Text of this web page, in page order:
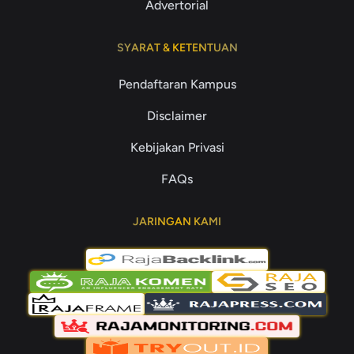
Advertorial
SYARAT & KETENTUAN
Pendaftaran Kampus
Disclaimer
Kebijakan Privasi
FAQs
JARINGAN KAMI